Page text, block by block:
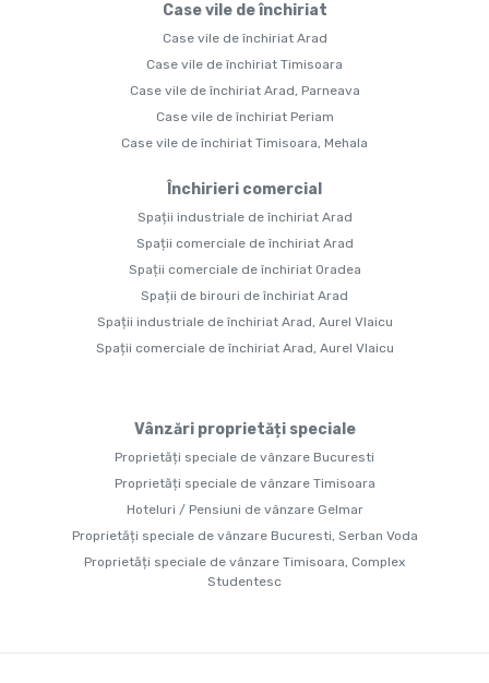
Case vile de închiriat
Case vile de închiriat Arad
Case vile de închiriat Timisoara
Case vile de închiriat Arad, Parneava
Case vile de închiriat Periam
Case vile de închiriat Timisoara, Mehala
Închirieri comercial
Spații industriale de închiriat Arad
Spații comerciale de închiriat Arad
Spații comerciale de închiriat Oradea
Spații de birouri de închiriat Arad
Spații industriale de închiriat Arad, Aurel Vlaicu
Spații comerciale de închiriat Arad, Aurel Vlaicu
Vânzări proprietăți speciale
Proprietăți speciale de vânzare Bucuresti
Proprietăți speciale de vânzare Timisoara
Hoteluri / Pensiuni de vânzare Gelmar
Proprietăți speciale de vânzare Bucuresti, Serban Voda
Proprietăți speciale de vânzare Timisoara, Complex
Studentesc